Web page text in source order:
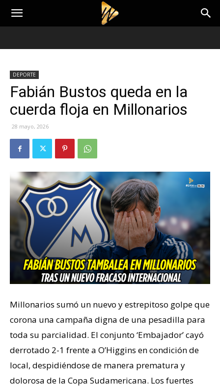
DEPORTE
Fabián Bustos queda en la
cuerda floja en Millonarios
28 mayo, 2026
Millonarios sumó un nuevo y estrepitoso golpe que
corona una campaña digna de una pesadilla para
toda su parcialidad. El conjunto ‘Embajador’ cayó
derrotado 2-1 frente a O’Higgins en condición de
local, despidiéndose de manera prematura y
dolorosa de la Copa Sudamericana. Los fuertes